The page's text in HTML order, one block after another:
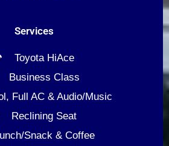
Services
Toyota HiAce
Business Class
Full AC & Audio/Music
Reclining Seat
Snack & Coffee